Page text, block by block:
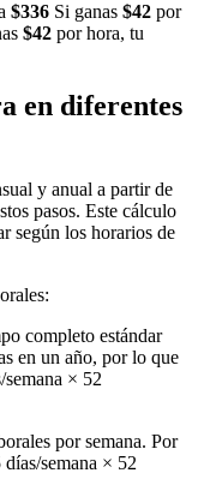
$336 Si ganas $42 por
$42 por hora, tu
en diferentes
y anual a partir de
pasos. Este cálculo
según los horarios de
completo estándar
en un año, por lo que
× 52
por semana. Por
semana × 52